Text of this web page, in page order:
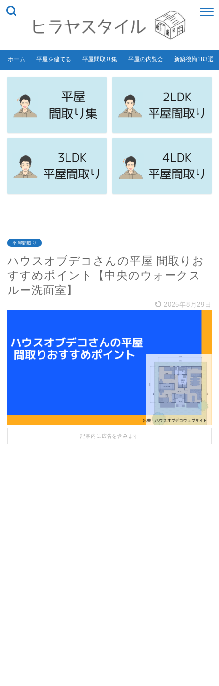
ホーム 平屋を建てる 平屋間取り集 平屋の内覧会 新築後悔183選
平屋間取り
ハウスオブデコさんの平屋 間取りお
すすめポイント【中央のウォークス
ルー洗面室】
2025年8月29日
記事内に広告を含みます